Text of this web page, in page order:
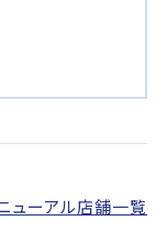
ューアル店舗一覧